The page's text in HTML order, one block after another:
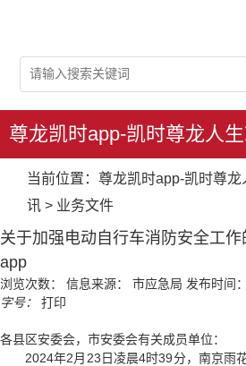
尊龙凯时app-凯时尊龙人
当前位置： 尊龙凯时app-凯时尊龙
讯 > 业务文件
关于加强电动自行车消防安全工
app
浏览次数： 信息来源： 市应急局 发布时间
字号：
打印
各县区安委会，市安委会有关成员单位：
2024年2月23日凌晨4时39分，南京雨